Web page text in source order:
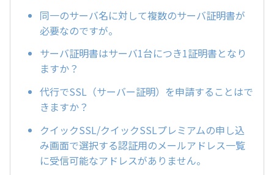
同一のサーバ名に対して複数のサーバ証明書が
必要なのですが。
サーバ証明書はサーバ1台につき1証明書となり
ますか？
代行でSSL（サーバー証明）を申請することはで
きますか？
クイックSSL/クイックSSLプレミアムの申し込
み画面で選択する認証用のメールアドレス一覧
に受信可能なアドレスがありません。